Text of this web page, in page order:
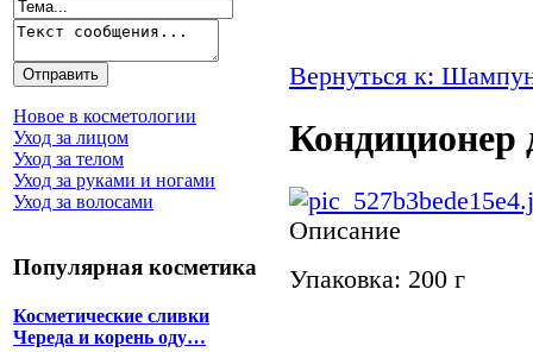
Новое в косметологии
Уход за лицом
Уход за телом
Уход за руками и ногами
Уход за волосами
Популярная косметика
Косметические сливки
Череда и корень оду…
Вернуться к:
Кондиционер
Описание
Упаковка: 200 г